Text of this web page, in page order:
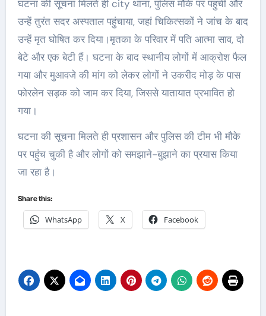
घटना की सूचना मिलते ही city थाना, पुलिस मौके पर पहुंची और
उन्हें तुरंत सदर अस्पताल पहुंचाया, जहां चिकित्सकों ने जांच के बाद
उन्हें मृत घोषित कर दिया।मृतका के परिवार में पति आत्मा साव, दो
बेटे और एक बेटी हैं। घटना के बाद स्थानीय लोगों में आक्रोश फैल
गया और मुआवजे की मांग को लेकर लोगों ने उकरीद मोड़ के पास
फोरलेन सड़क को जाम कर दिया, जिससे यातायात प्रभावित हो
गया।
घटना की सूचना मिलते ही प्रशासन और पुलिस की टीम भी मौके
पर पहुंच चुकी है और लोगों को समझाने-बुझाने का प्रयास किया
जा रहा है।
Share this:
WhatsApp X Facebook